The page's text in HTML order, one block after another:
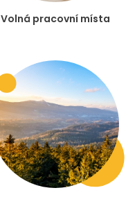
Volná pracovní místa